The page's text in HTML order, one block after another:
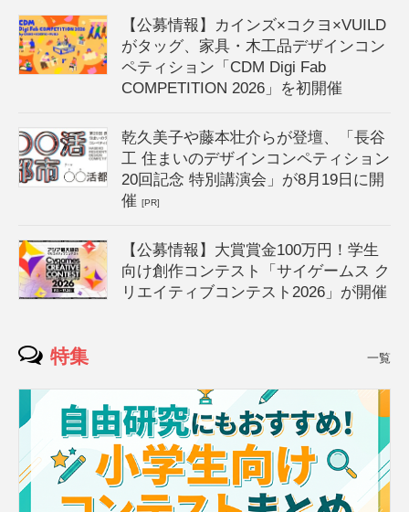
【公募情報】カインズ×コクヨ×VUILD
がタッグ、家具・木工品デザインコン
ペティション「CDM Digi Fab
COMPETITION 2026」を初開催
乾久美子や藤本壮介らが登壇、「長谷
工 住まいのデザインコンペティション
20回記念 特別講演会」が8月19日に開
催[PR]
【公募情報】大賞賞金100万円！学生
向け創作コンテスト「サイゲームス ク
リエイティブコンテスト2026」が開催
特集 一覧